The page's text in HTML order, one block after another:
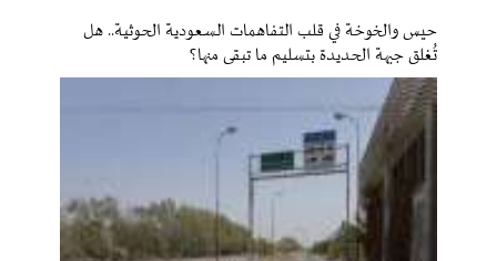
حيس والخوخة في قلب التفاهمات السعودية الحوثية.. هل
تُغلق جبهة الحديدة بتسليم ما تبقى منها؟